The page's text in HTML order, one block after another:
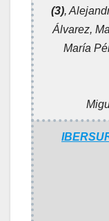
(3),
Álvarez,
María